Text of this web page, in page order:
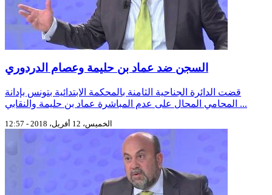
السجن ضد عماد بن حليمة وعصام الدردوري
قضت الدائرة الجناحية الثامنة بالمحكمة الابتدائية بتونس بإدانة
المحامي المحال على عدم المباشرة عماد بن حليمة والنقابي ...
الخميس، 12 أفريل، 2018 - 12:57